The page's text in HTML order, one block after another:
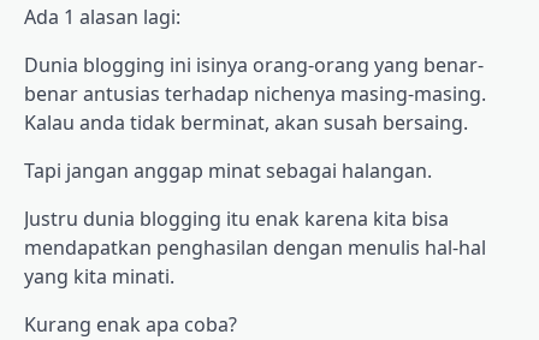
Ada 1 alasan lagi:
Dunia blogging ini isinya orang-orang yang benar-
benar antusias terhadap nichenya masing-masing.
Kalau anda tidak berminat, akan susah bersaing.
Tapi jangan anggap minat sebagai halangan.
Justru dunia blogging itu enak karena kita bisa
mendapatkan penghasilan dengan menulis hal-hal
yang kita minati.
Kurang enak apa coba?